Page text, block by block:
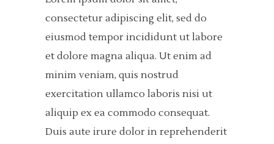
consectetur adipiscing elit, sed do
eiusmod tempor incididunt ut labore
et dolore magna aliqua. Ut enim ad
minim veniam, quis nostrud
exercitation ullamco laboris nisi ut
aliquip ex ea commodo consequat.
Duis aute irure dolor in reprehenderit